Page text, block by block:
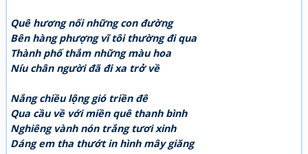
Quê hương nối những con đường
Bên hàng phượng vĩ tôi thường đi qua
Thành phố thắm những màu hoa
Níu chân người đã đi xa trở về
Nắng chiều lộng gió triền đê
Qua cầu về với miền quê thanh bình
Nghiêng vành nón trắng tươi xinh
Dáng em tha thướt in hình mây giăng